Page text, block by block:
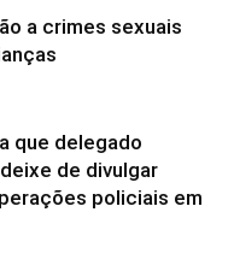
a crimes sexuais
que delegado
de divulgar
policiais em